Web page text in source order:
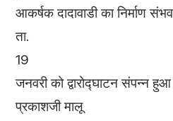
आकर्षक दादावाडी का निर्माण
ता.
19
जनवरी को द्वारोद्घाटन संपन्न
प्रकाशजी मालू